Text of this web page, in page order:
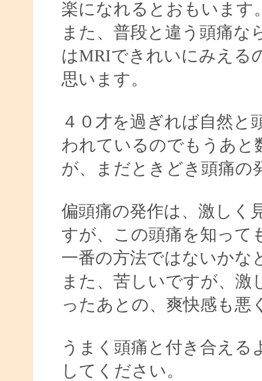
楽になれるとおもいます
また、普段と違う頭痛な
はMRIできれいにみえる
思います。
４０才を過ぎれば自然と
われているのでもうあと
が、まだときどき頭痛の
偏頭痛の発作は、激しく
すが、この頭痛を知って
一番の方法ではないかな
また、苦しいですが、激
ったあとの、爽快感も悪
うまく頭痛と付き合え
してください。